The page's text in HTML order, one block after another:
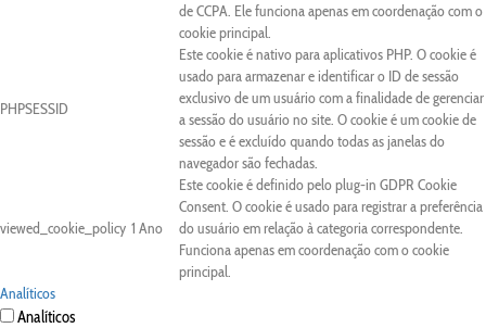
de CCPA. Ele funciona apenas em coordenação com o
cookie principal.
PHPSESSID
Este cookie é nativo para aplicativos PHP. O cookie é
usado para armazenar e identificar o ID de sessão
exclusivo de um usuário com a finalidade de gerenciar
a sessão do usuário no site. O cookie é um cookie de
sessão e é excluído quando todas as janelas do
navegador são fechadas.
viewed_cookie_policy 1 Ano
Este cookie é definido pelo plug-in GDPR Cookie
Consent. O cookie é usado para registrar a preferência
do usuário em relação à categoria correspondente.
Funciona apenas em coordenação com o cookie
principal.
Analíticos
Analíticos